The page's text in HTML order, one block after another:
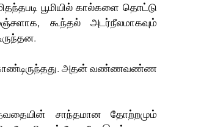
பூமியில் கால்களை தொட்டு
கூந்தல் அடர்நீலமாகவும்
அதன் வண்ணவண்ண
சாந்தமான தோற்றமும்